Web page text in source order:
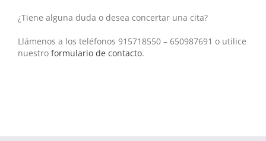
¿Tiene alguna duda o desea concertar una cita?
Llámenos a los teléfonos 915718550 – 650987691 o utilice
nuestro formulario de contacto.